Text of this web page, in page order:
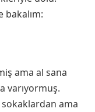
ama al sana
varıyormuş.
sokaklardan ama